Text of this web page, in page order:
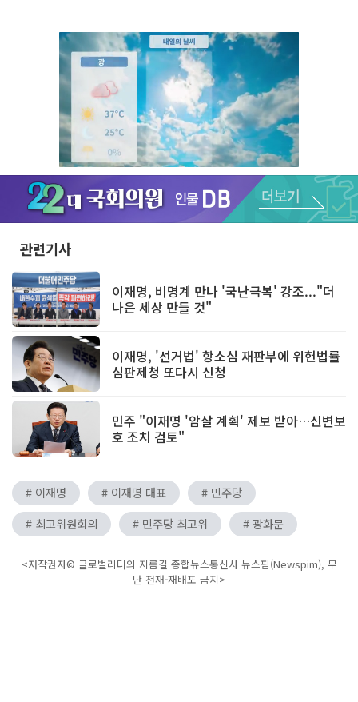
Unmute
관련기사
이재명, 비명계 만나 '국난극복' 강조..."더
나은 세상 만들 것"
이재명, '선거법' 항소심 재판부에 위헌법률
심판제청 또다시 신청
민주 "이재명 '암살 계획' 제보 받아…신변보
호 조치 검토"
# 이재명 # 이재명 대표
# 민주당
# 최고위원회의
# 민주당 최고위 # 광화문
<저작권자© 글로벌리더의 지름길 종합뉴스통신사 뉴스핌(Newspim), 무
단 전재-재배포 금지>